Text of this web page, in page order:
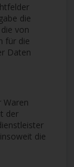
die
von
für die
Daten
Waren
der
die